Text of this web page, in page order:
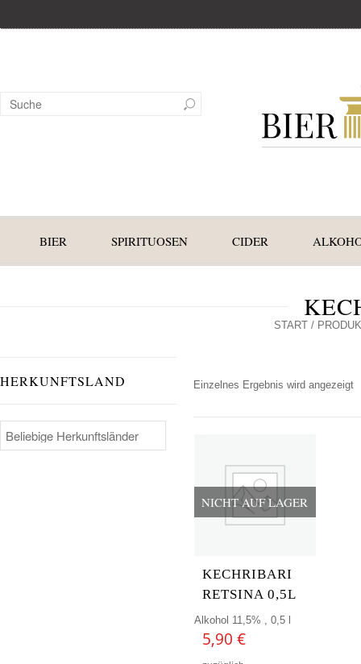
BIER SPIRITUOSEN CIDER
START /
HERKUNFTSLAND Einzelnes Ergebnis wird angezeigt
NICHT AUF LAGER
KECHRIBARI
RETSINA 0,5L
Alkohol 11,5% , 0,5 l
5,90 €